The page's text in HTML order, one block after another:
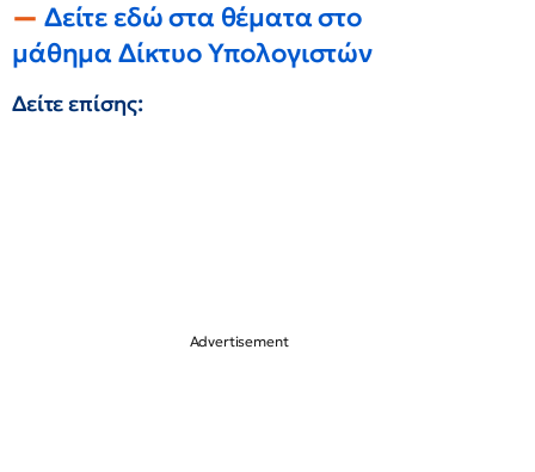
Δείτε εδώ στα θέματα στο
μάθημα Δίκτυο Υπολογιστών
Δείτε επίσης: